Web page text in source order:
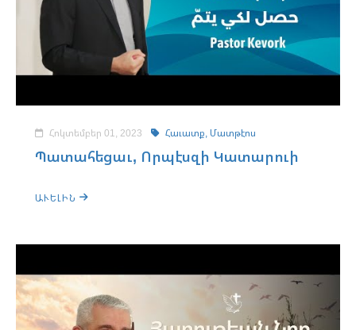
Հոկտեմբեր 01, 2023 Հաւատք,Մատթէոս
Պատահեցաւ, Որպէսզի Կատարուի
ԱՒԵԼԻՆ